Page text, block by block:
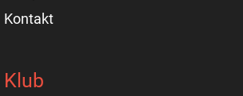
Kontakt
Klub